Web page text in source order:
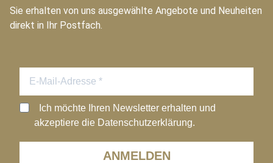
Sie erhalten von uns ausgewählte Angebote und Neuheiten
direkt in Ihr Postfach.
ANMELDEN
Ich möchte Ihren Newsletter erhalten und
akzeptiere die Datenschutzerklärung.